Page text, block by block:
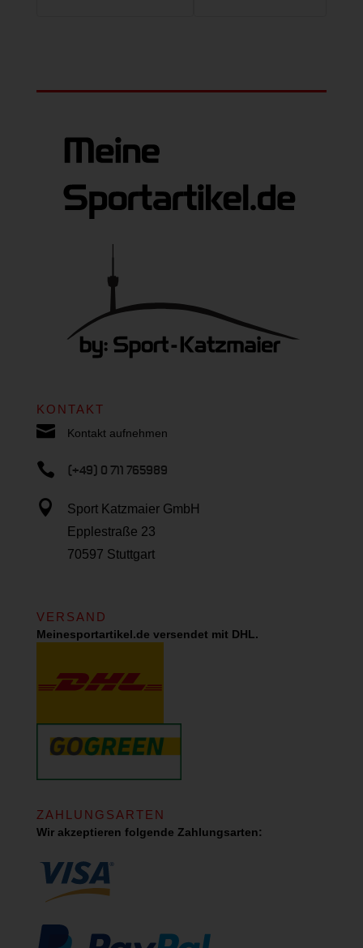
KONTAKT
 Kontakt aufnehmen
 (+49) 0 711 765989

Sport Katzmaier GmbH
Epplestraße 23
70597 Stuttgart
VERSAND
Meinesportartikel.de versendet mit DHL.
ZAHLUNGSARTEN
Wir akzeptieren folgende Zahlungsarten: